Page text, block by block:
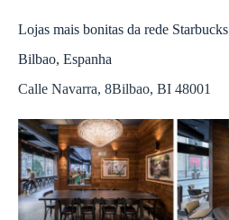
Lojas mais bonitas da rede Starbucks
Bilbao, Espanha
Calle Navarra, 8Bilbao, BI 48001